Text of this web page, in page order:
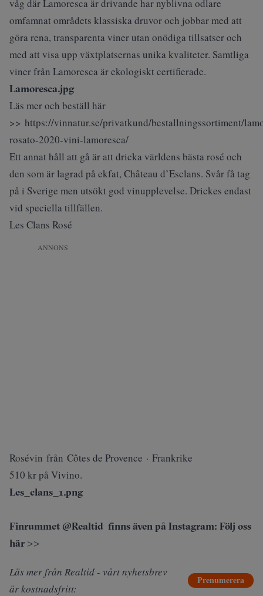
våg där Lamoresca är drivande har nyblivna odlare
omfamnat områdets klassiska druvor och jobbar med att
göra rena, transparenta viner utan onödiga tillsatser och
med att visa upp växtplatsernas unika kvaliteter. Samtliga
viner från Lamoresca är ekologiskt certifierade.
Lamoresca.jpg
Läs mer och beställ här
>> https://vinnatur.se/privatkund/bestallningssortiment/
rosato-2020-vini-lamoresca/
Ett annat håll att gå är att dricka världens bästa rosé och
den som är lagrad på ekfat, Château d’Esclans. Svår få tag
på i Sverige men utsökt god vinupplevelse. Drickes endast
vid speciella tillfällen.
Les Clans Rosé
ANNONS
Rosévin från Côtes de Provence · Frankrike
510 kr på Vivino.
Les_clans_1.png
Finrummet @Realtid finns även på Instagram: Följ oss
här >>
Läs mer från Realtid - vårt nyhetsbrev
är kostnadsfritt:
Prenumerera